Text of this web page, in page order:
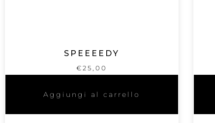
SPEEEEDY
€25,00
Aggiungi al carrello